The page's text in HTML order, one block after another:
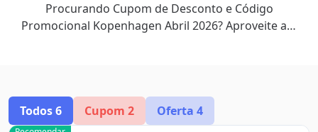
Procurando Cupom de Desconto e Código
Promocional Kopenhagen Abril 2026? Aproveite até
Todos6 Cupom 2 Oferta 4